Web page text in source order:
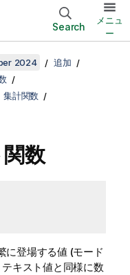
Search
メニュ
ー
2024
追加
集計関数
数
に登場する値 (モード
キスト値と同様に数